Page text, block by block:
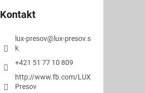
Kontakt
lux-presov@lux-presov.s
k
+421 51 77 10 809
http://www.fb.com/LUX
Presov